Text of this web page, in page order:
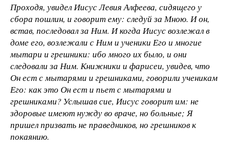
Проходя, увидел Иисус Левия Алфеева, сидящего у
сбора пошлин, и говорит ему: следуй за Мною. И он,
встав, последовал за Ним. И когда Иисус возлежал в
доме его, возлежали с Ним и ученики Его и многие
мытари и грешники: ибо много их было, и они
следовали за Ним. Книжники и фарисеи, увидев, что
Он ест с мытарями и грешниками, говорили ученикам
Его: как это Он ест и пьет с мытарями и
грешниками? Услышав сие, Иисус говорит им: не
здоровые имеют нужду во враче, но больные; Я
пришел призвать не праведников, но грешников к
покаянию.